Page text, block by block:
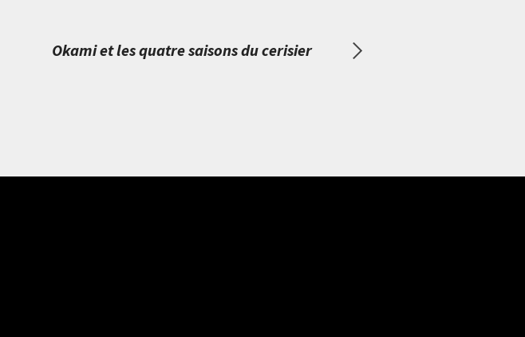
Okami et les quatre saisons du cerisier